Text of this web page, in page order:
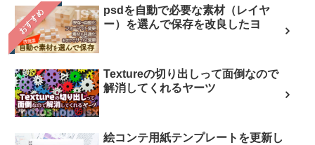
おすすめ
psdを自動で必要な素材（レイヤ
ー）を選んで保存を改良したヨ
Textureの切り出しって面倒なので
解消してくれるヤーツ
絵コンテ用紙テンプレートを更新し